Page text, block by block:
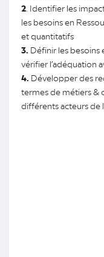
2 . Identifier les
les besoins en
et quantitatifs
3. Définir les
vérifier l’adéquation
4. Développer des
termes de métiers &
différents acteurs de